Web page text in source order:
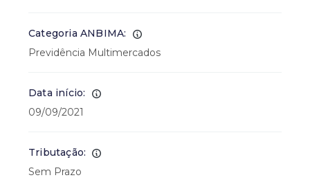
Categoria ANBIMA:
Previdência Multimercados
Data início:
09/09/2021
Tributação:
Sem Prazo